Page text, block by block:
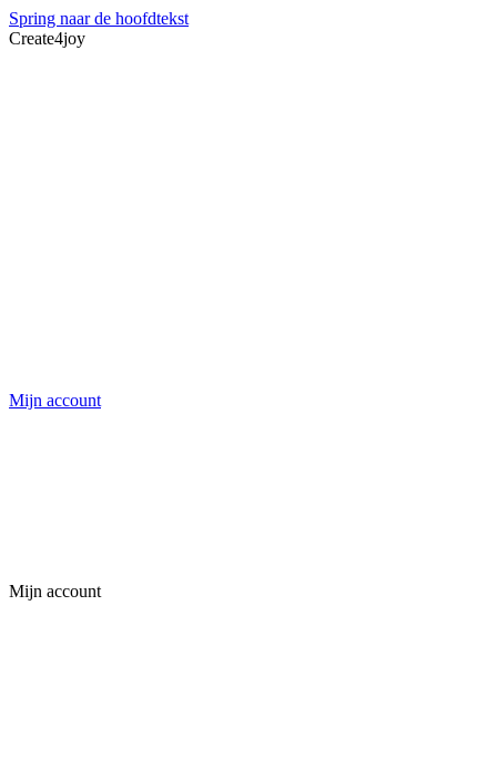
Spring naar de hoofdtekst
Create4joy
Mijn account
Mijn account